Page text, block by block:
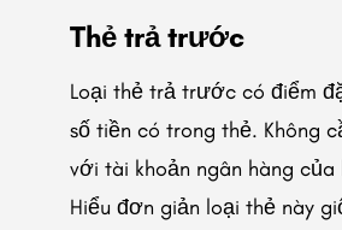
Thẻ trả trước
Loại thẻ trả trước có điểm
số tiền có trong thẻ. Không
với tài khoản ngân hàng của
Hiểu đơn giản loại thẻ này